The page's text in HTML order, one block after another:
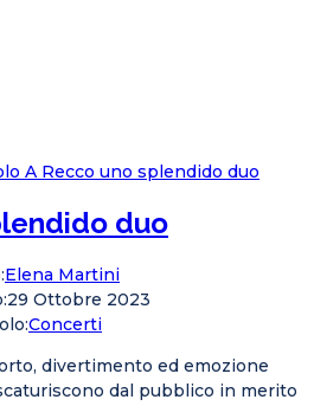
duo
Elena Martini
29 Ottobre 2023
Concerti
divertimento ed emozione
dal pubblico in merito